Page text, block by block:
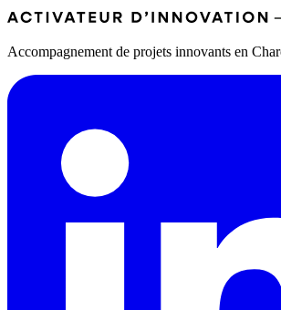
Accompagnement de projets innovants en